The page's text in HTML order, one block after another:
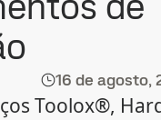
16 de agosto,
Toolox®,